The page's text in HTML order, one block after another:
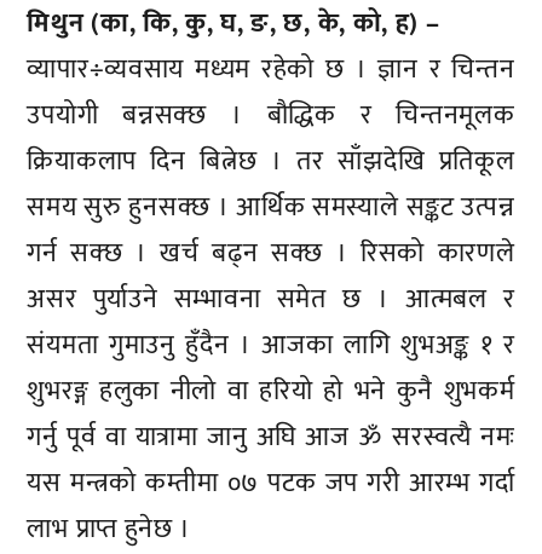
मिथुन (का, कि, कु, घ, ङ, छ, के, को, ह) –
व्यापार÷व्यवसाय मध्यम रहेको छ । ज्ञान र चिन्तन
उपयोगी बन्नसक्छ । बौद्धिक र चिन्तनमूलक
क्रियाकलाप दिन बित्नेछ । तर साँझदेखि प्रतिकूल
समय सुरु हुनसक्छ । आर्थिक समस्याले सङ्कट उत्पन्न
गर्न सक्छ । खर्च बढ्न सक्छ । रिसको कारणले
असर पुर्याउने सम्भावना समेत छ । आत्मबल र
संयमता गुमाउनु हुँदैन । आजका लागि शुभअङ्क १ र
शुभरङ्ग हलुका नीलो वा हरियो हो भने कुनै शुभकर्म
गर्नु पूर्व वा यात्रामा जानु अघि आज ॐ सरस्वत्यै नमः
यस मन्त्रको कम्तीमा ०७ पटक जप गरी आरम्भ गर्दा
लाभ प्राप्त हुनेछ ।